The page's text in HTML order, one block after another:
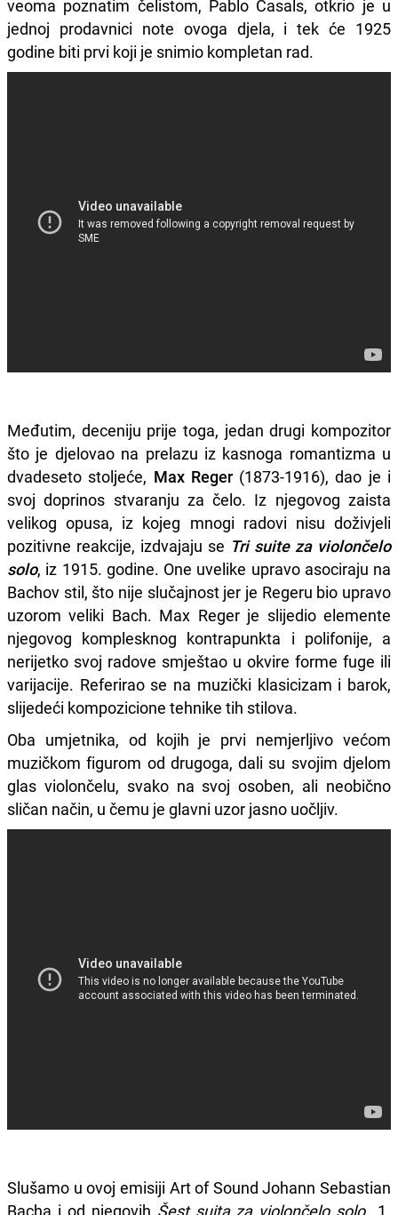
veoma poznatim čelistom, Pablo Casals, otkrio je u
jednoj prodavnici note ovoga djela, i tek će 1925
godine biti prvi koji je snimio kompletan rad.
Međutim, deceniju prije toga, jedan drugi kompozitor
što je djelovao na prelazu iz kasnoga romantizma u
dvadeseto stoljeće, Max Reger(1873-1916), dao je i
svoj doprinos stvaranju za čelo. Iz njegovog zaista
velikog opusa, iz kojeg mnogi radovi nisu doživjeli
pozitivne reakcije, izdvajaju se Tri suite za violončelo
solo, iz 1915. godine. One uvelike upravo asociraju na
Bachov stil, što nije slučajnost jer je Regeru bio upravo
uzorom veliki Bach. Max Reger je slijedio elemente
njegovog komplesknog kontrapunkta i polifonije, a
nerijetko svoj radove smještao u okvire forme fuge ili
varijacije. Referirao se na muzički klasicizam i barok,
slijedeći kompozicione tehnike tih stilova.
Oba umjetnika, od kojih je prvi nemjerljivo većom
muzičkom figurom od drugoga, dali su svojim djelom
glas violončelu, svako na svoj osoben, ali neobično
sličan način, u čemu je glavni uzor jasno uočljiv.
Slušamo u ovoj emisiji Art of Sound Johann Sebastian
Bacha i od njegovih Šest suita za violončelo solo 1.